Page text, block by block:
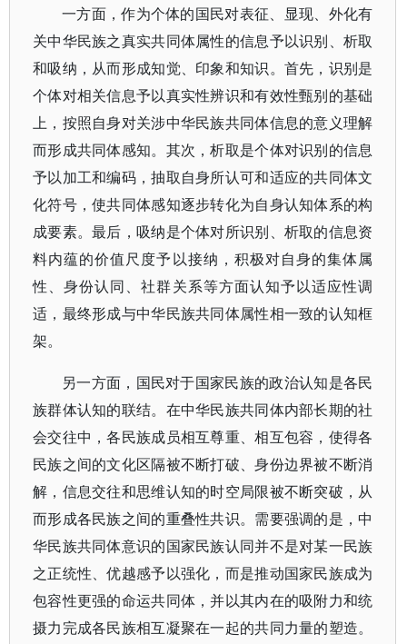
一方面，作为个体的国民对表征、显现、外化有
关中华民族之真实共同体属性的信息予以识别、析取
和吸纳，从而形成知觉、印象和知识。首先，识别是
个体对相关信息予以真实性辨识和有效性甄别的基础
上，按照自身对关涉中华民族共同体信息的意义理解
而形成共同体感知。其次，析取是个体对识别的信息
予以加工和编码，抽取自身所认可和适应的共同体文
化符号，使共同体感知逐步转化为自身认知体系的构
成要素。最后，吸纳是个体对所识别、析取的信息资
料内蕴的价值尺度予以接纳，积极对自身的集体属
性、身份认同、社群关系等方面认知予以适应性调
适，最终形成与中华民族共同体属性相一致的认知框
架。
另一方面，国民对于国家民族的政治认知是各民
族群体认知的联结。在中华民族共同体内部长期的社
会交往中，各民族成员相互尊重、相互包容，使得各
民族之间的文化区隔被不断打破、身份边界被不断消
解，信息交往和思维认知的时空局限被不断突破，从
而形成各民族之间的重叠性共识。需要强调的是，中
华民族共同体意识的国家民族认同并不是对某一民族
之正统性、优越感予以强化，而是推动国家民族成为
包容性更强的命运共同体，并以其内在的吸附力和统
摄力完成各民族相互凝聚在一起的共同力量的塑造。